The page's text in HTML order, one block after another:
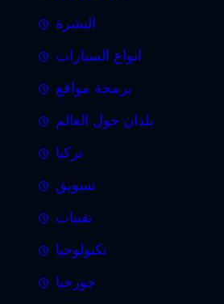
البشرة
انواع السيارات
برمجة مواقع
بلدان حول العالم
تركيا
تسويق
تقنيات
تكنولوجيا
جورجيا